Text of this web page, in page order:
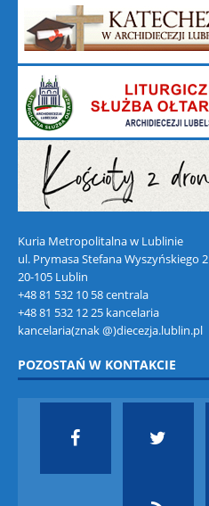
Kuria Metropolitalna w Lublinie
ul. Prymasa Stefana Wyszyńskiego 2
20-105 Lublin
+48 81 532 10 58 centrala
+48 81 532 12 25 kancelaria
kancelaria(znak @)diecezja.lublin.pl
POZOSTAŃ W KONTAKCIE